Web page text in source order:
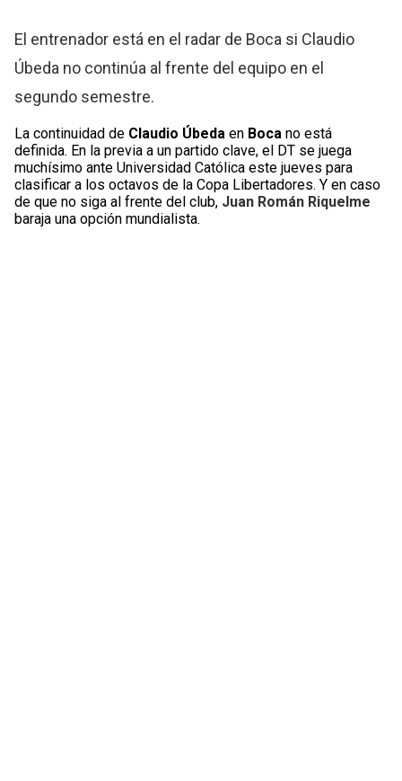
El entrenador está en el radar de Boca si Claudio
Úbeda no continúa al frente del equipo en el
segundo semestre.
La continuidad de Claudio Úbeda en Boca no está
definida. En la previa a un partido clave, el DT se juega
muchísimo ante Universidad Católica este jueves para
clasificar a los octavos de la Copa Libertadores. Y en caso
de que no siga al frente del club, Juan Román Riquelme
baraja una opción mundialista.